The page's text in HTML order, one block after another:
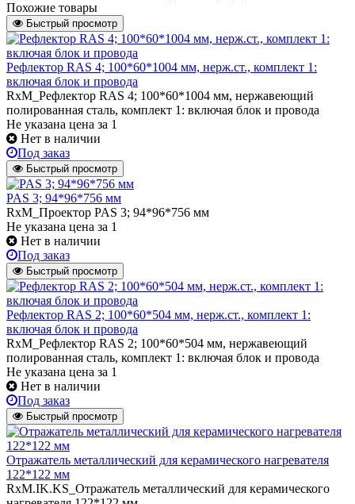
Похожие товары
Быстрый просмотр
Рефлектор RAS 4; 100*60*1004 мм, нерж.ст., комплект 1:
включая блок и провода
RxM_Рефлектор RAS 4; 100*60*1004 мм, нержавеющий
полированная сталь, комплект 1: включая блок и провода
Не указана цена за 1
Нет в наличии
Под заказ
Быстрый просмотр
PAS 3; 94*96*756 мм
RxM_Проектор PAS 3; 94*96*756 мм
Не указана цена за 1
Нет в наличии
Под заказ
Быстрый просмотр
Рефлектор RAS 2; 100*60*504 мм, нерж.ст., комплект 1:
включая блок и провода
RxM_Рефлектор RAS 2; 100*60*504 мм, нержавеющий
полированная сталь, комплект 1: включая блок и провода
Не указана цена за 1
Нет в наличии
Под заказ
Быстрый просмотр
Отражатель металлический для керамического нагревателя
122*122 мм
RxM.IK.KS_Отражатель металлический для керамического